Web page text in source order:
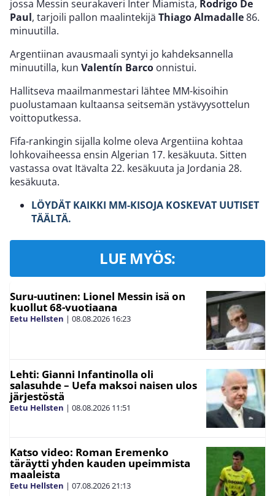
jossa Messin seurakaveri Inter Miamista, Rodrigo De
Paul, tarjoili pallon maalintekijä Thiago Almadalle86.
minuutilla.
Argentiinan avausmaali syntyi jo kahdeksannella
minuutilla, kun Valentín Barco onnistui.
Hallitseva maailmanmestari lähtee MM-kisoihin
puolustamaan kultaansa seitsemän ystävyysottelun
voittoputkessa.
Fifa-rankingin sijalla kolme oleva Argentiina kohtaa
lohkovaiheessa ensin Algerian 17. kesäkuuta. Sitten
vastassa ovat Itävalta 22. kesäkuuta ja Jordania 28.
kesäkuuta.
LÖYDÄT KAIKKI MM-KISOJA KOSKEVAT UUTISET
TÄÄLTÄ.
LUE MYÖS:
Suru-uutinen: Lionel Messin isä on
kuollut 68-vuotiaana
Eetu Hellsten | 08.08.2026 16:23
Lehti: Gianni Infantinolla oli
salasuhde – Uefa maksoi naisen ulos
järjestöstä
Eetu Hellsten | 08.08.2026 11:51
Katso video: Roman Eremenko
täräytti yhden kauden upeimmista
maaleista
Eetu Hellsten | 07.08.202621:13